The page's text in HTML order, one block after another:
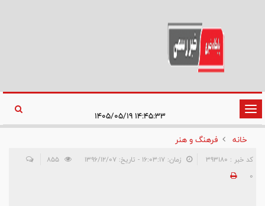
تغییر
وضعیت
ناوبری
خانه
فرهنگ و هنر
کد خبر : 393180 زمان: ۱۶:۰۳:۱۷ - تاریخ: ۱۳۹۶/۱۲/۰۷
0